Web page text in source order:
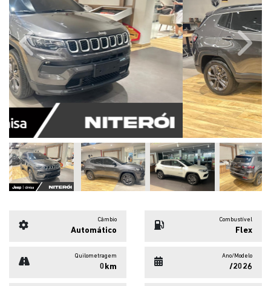
Previous Next
Câmbio
Automático
Combustível
Flex
Quilometragem
0km
Ano/Modelo
/2026